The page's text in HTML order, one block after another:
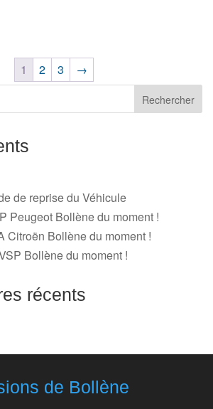
1 2 3 →
de reprise du Véhicule
Peugeot Bollène du moment !
Citroën Bollène du moment !
Bollène du moment !
récents
de Bollène